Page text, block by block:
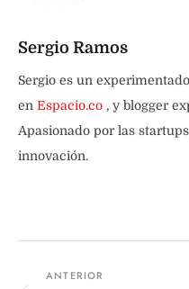
Sergio Ramos
Sergio es un
en Espacio.co , y blogger
Apasionado por las
innovación.